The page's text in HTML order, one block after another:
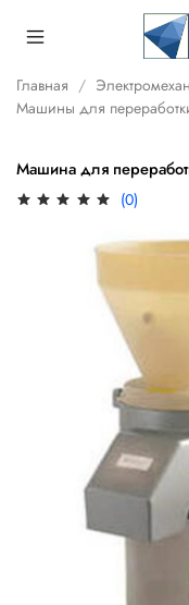
Главная
Машины для
Машина для
(0)